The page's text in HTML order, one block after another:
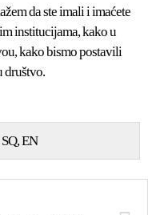
da ste imali i imaćete
institucijama, kako u
kako bismo postavili
društvo.
SQ EN